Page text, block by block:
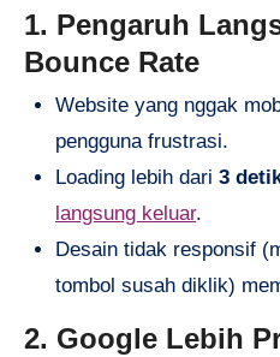
1. Pengaruh
Bounce Rate
Website yang nggak
pengguna frustrasi.
Loading lebih dari 3
langsung keluar.
Desain tidak responsif
tombol susah diklik)
2. Google Lebih